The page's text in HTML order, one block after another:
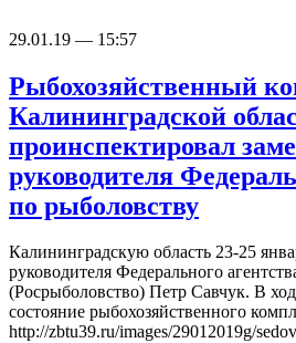
29.01.19 — 15:57
Рыбохозяйственный
Калининградской
проинспектировал
руководителя
по рыболовству
Калининградскую область 23-25
руководителя Федерального
(Росрыболовство) Петр Савчук. В
состояние рыбохозяйственного
http://zbtu39.ru/images/29012019g/